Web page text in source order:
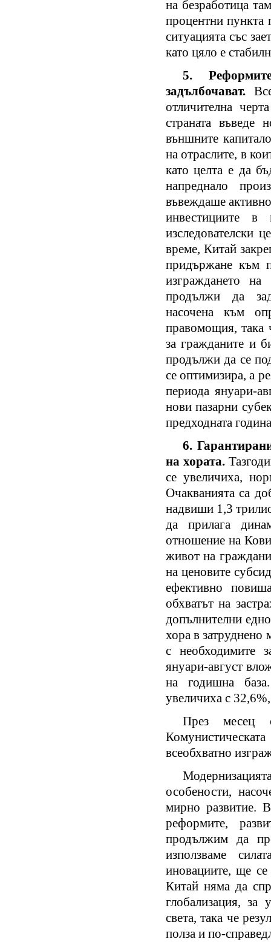
на безработица
процентни пункта
ситуацията със
като цяло е
5.
задълбочават.
отличителна
страната въведе
външните
на отраслите, в
като целта е да
напреднало
въвеждаше
инвестициите в
изследователски
време, Китай
придържане към
изграждането
продължи да
насочена към
правомощия, така
за гражданите и
продължи да се
се оптимизира, а
периода януари-
нови пазарни
предходната
6.
на хората.
се увеличиха,
Очакванията са
надвиши 1,3
да прилага
отношение на
живот на
на ценовите
ефективно
обхватът на
допълнителни
хора в затруднено
с необходимите
януари-август
на годишна
увеличиха с
През месец
всеобхватно
особености,
мирно развитие.
реформите,
продължим да
използваме
иновациите, ще
Китай няма да
глобализация,
света, така че
полза и по-